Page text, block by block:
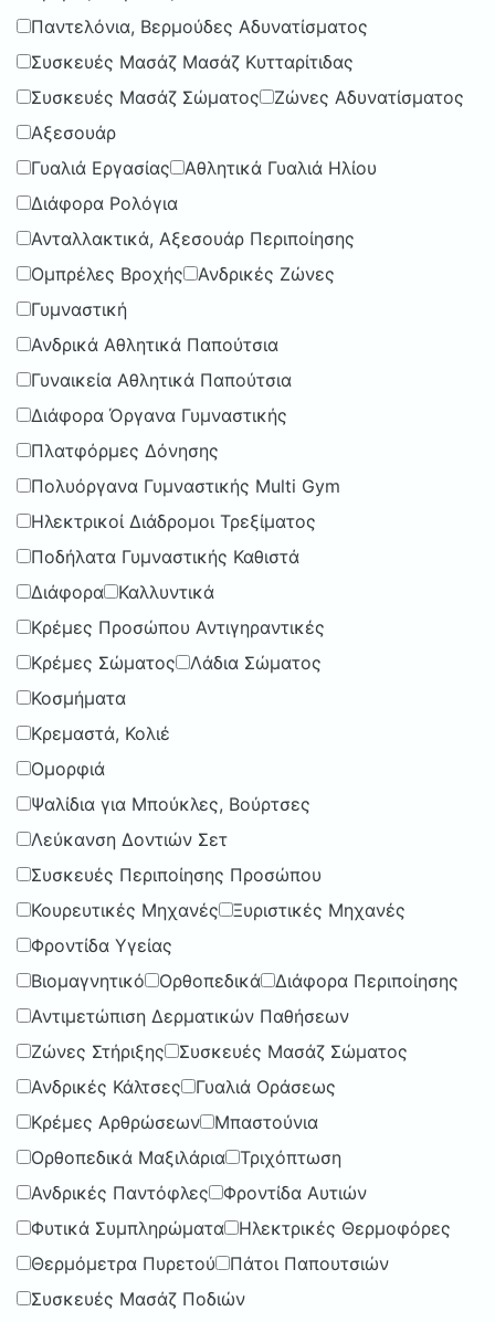
Παντελόνια, Βερμούδες Αδυνατίσματος
Συσκευές Μασάζ Μασάζ Κυτταρίτιδας
Συσκευές Μασάζ Σώματος
Ζώνες Αδυνατίσματος
Αξεσουάρ
Γυαλιά Εργασίας
Αθλητικά Γυαλιά Ηλίου
Διάφορα Ρολόγια
Ανταλλακτικά, Αξεσουάρ Περιποίησης
Ομπρέλες Βροχής
Ανδρικές Ζώνες
Γυμναστική
Ανδρικά Αθλητικά Παπούτσια
Γυναικεία Αθλητικά Παπούτσια
Διάφορα Όργανα Γυμναστικής
Πλατφόρμες Δόνησης
Πολυόργανα Γυμναστικής Multi Gym
Ηλεκτρικοί Διάδρομοι Τρεξίματος
Ποδήλατα Γυμναστικής Καθιστά
Διάφορα
Καλλυντικά
Κρέμες Προσώπου Αντιγηραντικές
Κρέμες Σώματος
Λάδια Σώματος
Κοσμήματα
Κρεμαστά, Κολιέ
Ομορφιά
Ψαλίδια για Μπούκλες, Βούρτσες
Λεύκανση Δοντιών Σετ
Συσκευές Περιποίησης Προσώπου
Κουρευτικές Μηχανές
Ξυριστικές Μηχανές
Φροντίδα Υγείας
Βιομαγνητικό
Ορθοπεδικά
Διάφορα Περιποίησης
Αντιμετώπιση Δερματικών Παθήσεων
Ζώνες Στήριξης
Συσκευές Μασάζ Σώματος
Ανδρικές Κάλτσες
Γυαλιά Οράσεως
Κρέμες Αρθρώσεων
Μπαστούνια
Ορθοπεδικά Μαξιλάρια
Τριχόπτωση
Ανδρικές Παντόφλες
Φροντίδα Αυτιών
Φυτικά Συμπληρώματα
Ηλεκτρικές Θερμοφόρες
Θερμόμετρα Πυρετού
Πάτοι Παπουτσιών
Συσκευές Μασάζ Ποδιών